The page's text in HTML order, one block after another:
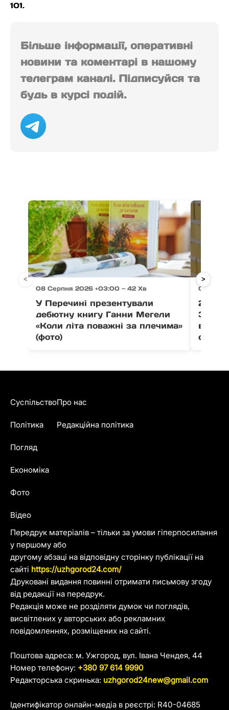
101.
Більше інформації, оперативні
новини та коментарі в нашому
телеграм каналі. Підписуйся та
будь в курсі подій.
08 Серпня 2026 +03:00 — 42 Хв
У Перечині презентували
дебютну книгу Ганни Мегели
«Коли літа поважні за плечима»
(фото)
08
21
< >
Передрук матеріалів – тільки за умови гіперпосилання
у першому або
другому абзаці на відповідну сторінку публікації на
сайті https://uzhgorod24.com/
Друковані видання повинні отримати письмову згоду
від редакції на передрук.
Редакція може не розділяти думок чи поглядів,
висвітлених у авторських або рекламних
повідомленнях, розміщених на сайті.
Поштова адреса: м. Ужгород, вул. Івана Чендея, 44
Номер телефону: +380 97 614 9990
Редакторська скринька: uzhgorod24new@gmail.com
Ідентифікатор онлайн-медіа в реєстрі: R40-04685
Суспільство
Політика
Погляд
Економіка
Фото
Відео
Про нас
Редакційна політика